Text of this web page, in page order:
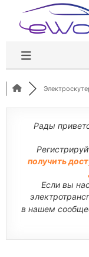
Перейти
содержимому
Рады
получить
Если вы
в нашем